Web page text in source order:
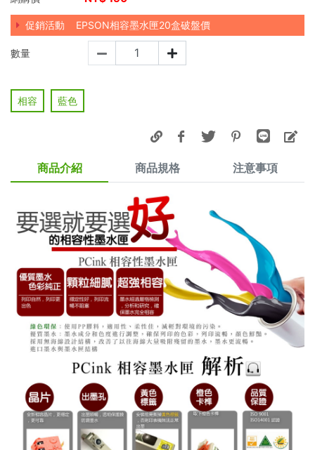
促銷活動 EPSON相容墨水匣20盒破盤價
數量
相容 藍色
商品介紹 商品規格 注意事項